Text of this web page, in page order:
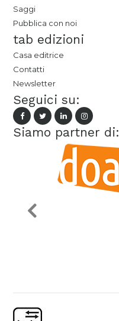
Saggi
Pubblica con noi
tab edizioni
Casa editrice
Contatti
Newsletter
Seguici su:
Siamo partner di: